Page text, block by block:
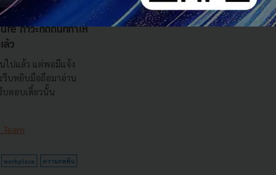
ภาวะกดดันที่ทำให้
ล้ว
นไปแล้ว แต่พอมีแจ้ง
ะรีบหยิบมือถือมาอ่าน
บตอบเดี๋ยวนั้น
Team
workplace ความกดดัน